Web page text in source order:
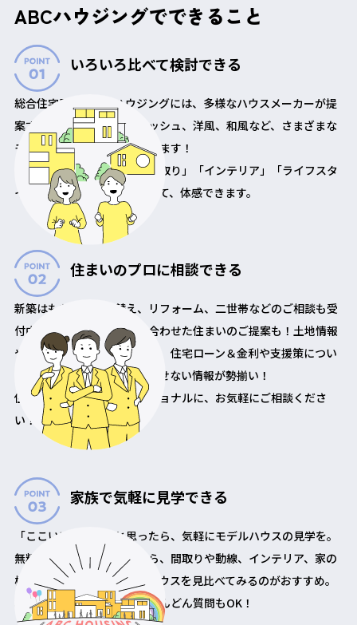
ABCハウジングでできること
いろいろ比べて検討できる
総合住宅展示場ABCハウジングには、多様なハウスメーカーが提
案するシンプル、スタイリッシュ、洋風、和風など、さまざまな
モデルハウスが勢揃いしています！
「外観」「構造・工法」「間取り」「インテリア」「ライフスタ
イル」を、実際に見て、触れて、体感できます。
住まいのプロに相談できる
新築はもちろん、建替え、リフォーム、二世帯などのご相談も受
付中。希望の広さや予算に合わせた住まいのご提案も！土地情報
や最新のライフスタイル提案、住宅ローン＆金利や支援策につい
てなど、住まいづくりに欠かせない情報が勢揃い！
住まいづくりのプロフェッショナルに、お気軽にご相談くださ
い！
家族で気軽に見学できる
「ここいいかも！」と思ったら、気軽にモデルハウスの見学を。
無料で自由に見学できるから、間取りや動線、インテリア、家の
構造など、いろんなモデルハウスを見比べてみるのがおすすめ。
わからないことは担当者にどんどん質問もOK！